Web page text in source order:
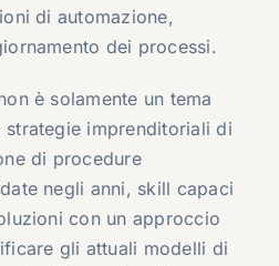
di automazione,
dei processi.
è solamente un tema
imprenditoriali di
di procedure
negli anni, skill capaci
con un approccio
gli attuali modelli di